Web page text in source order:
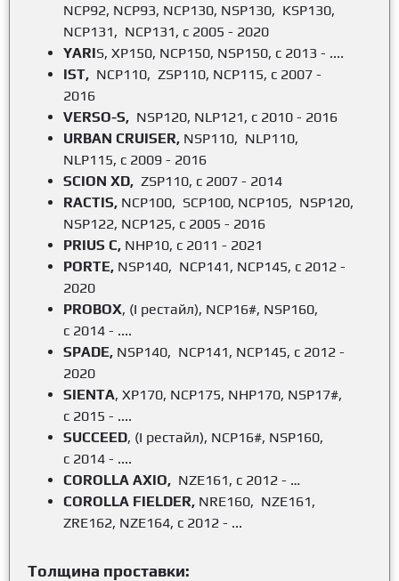
NCP92, NCP93, NCP130, NSP130, KSP130,
NCP131, NCP131, с 2005 - 2020
YARIS, XP150, NCP150, NSP150, с 2013 - ....
IST, NCP110, ZSP110, NCP115, с 2007 -
2016
VERSO-S, NSP120, NLP121, с 2010 - 2016
URBAN CRUISER, NSP110, NLP110,
NLP115, с 2009 - 2016
SCION XD, ZSP110, с 2007 - 2014
RACTIS, NCP100, SCP100, NCP105, NSP120,
NSP122, NCP125, с 2005 - 2016
PRIUS C, NHP10, с 2011 - 2021
PORTE, NSP140, NCP141, NCP145, с 2012 -
2020
PROBOX, (I рестайл), NCP16#, NSP160,
c 2014 - ....
SPADE, NSP140, NCP141, NCP145, с 2012 -
2020
SIENTA, XP170, NCP175, NHP170, NSP17#,
c 2015 - ....
SUCCEED, (I рестайл), NCP16#, NSP160,
с 2014 - ....
COROLLA AXIO, NZE161, с 2012 - …
COROLLA FIELDER, NRE160, NZE161,
ZRE162, NZE164, с 2012 - ...
Толщина проставки: